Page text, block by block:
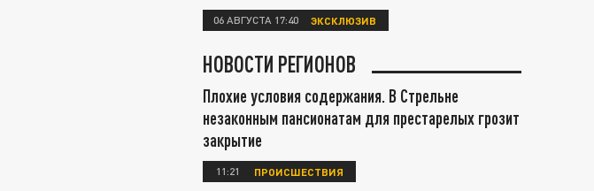
06 АВГУСТА 17:40 ЭКСКЛЮЗИВ
НОВОСТИ РЕГИОНОВ
Плохие условия содержания. В Стрельне
незаконным пансионатам для престарелых грозит
закрытие
11:21 ПРОИСШЕСТВИЯ